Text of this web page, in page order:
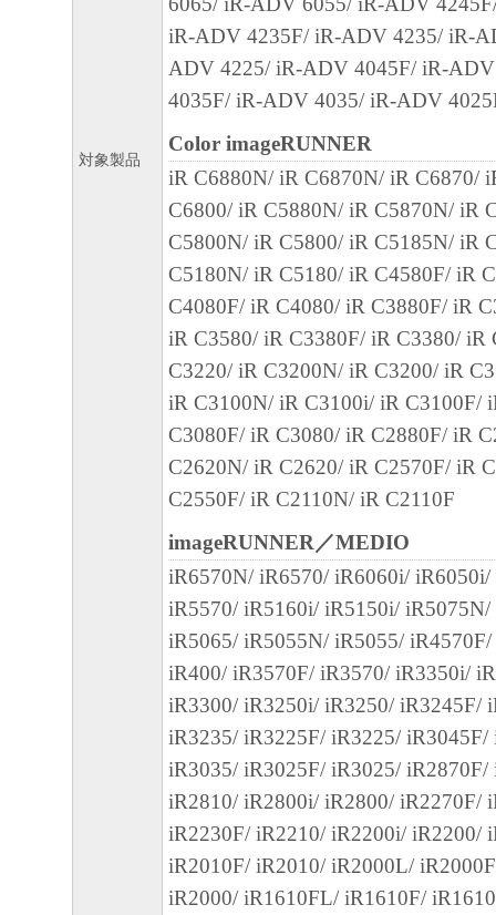
諾されます。キヤノン、キヤノンのライセ
ンの子会社、キヤノンの関連会社、それら
たは販売店のいずれも、「本ソフトウェア
品性および特定の目的への適合性の保証を
保証も、明示たると黙示たるとを問わず一
(3) キヤノン、キヤノンのライセンサー、
社、キヤノンの関連会社、それらの販売代
店のいずれも、「本ソフトウェア」、また
ェア」の使用に起因または関連してお客様
に生じたいかなる紛争についても、一切責
のとします。
８．契約期間
(1) 本契約書は、お客様が、『同意』を示
クリックした時点、または「本ソフトウェ
ールした時点で発効し、下記(2)または(3)
まで有効に存続します。
(2) お客様は、「本ソフトウェア」および
対象製品
iR-ADV 4235F/ iR-ADV 4235/ iR-
ADV 4225/ iR-ADV 4045F/ iR-
4035F/ iR-ADV 4035/ iR-ADV
Color imageRUNNER
iR C6880N/ iR C6870N/ iR C6870/
C6800/ iR C5880N/ iR C5870N/ iR
C5800N/ iR C5800/ iR C5185N/ iR
C5180N/ iR C5180/ iR C4580F/ iR
C4080F/ iR C4080/ iR C3880F/ iR
iR C3580/ iR C3380F/ iR C3380/ iR
C3220/ iR C3200N/ iR C3200/ iR
iR C3100N/ iR C3100i/ iR C3100F/
C3080F/ iR C3080/ iR C2880F/ iR
C2620N/ iR C2620/ iR C2570F/ iR
C2550F/ iR C2110N/ iR C2110F
imageRUNNER／MEDIO
iR6570N/ iR6570/ iR6060i/
iR5570/ iR5160i/ iR5150i/
iR5065/ iR5055N/ iR5055/
iR400/ iR3570F/ iR3570/ iR3350i/
iR3300/ iR3250i/ iR3250/ iR3245F/
iR3235/ iR3225F/ iR3225/ iR3045F/
iR3035/ iR3025F/ iR3025/
iR2810/ iR2800i/ iR2800/ iR2270F/
iR2230F/ iR2210/ iR2200i/ iR2200/
iR2010F/ iR2010/ iR2000L/
iR2000/ iR1610FL/ iR1610F/